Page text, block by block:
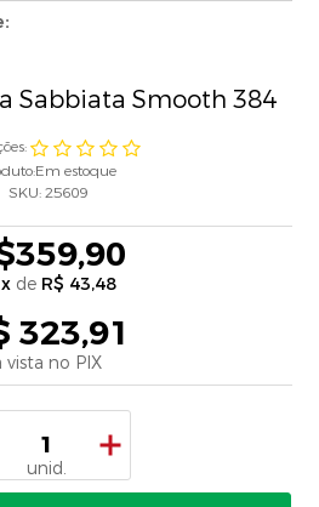
Sabbiata Smooth 384
Em estoque
SKU:25609
xde R$ 43,48
323,91
vista no PIX